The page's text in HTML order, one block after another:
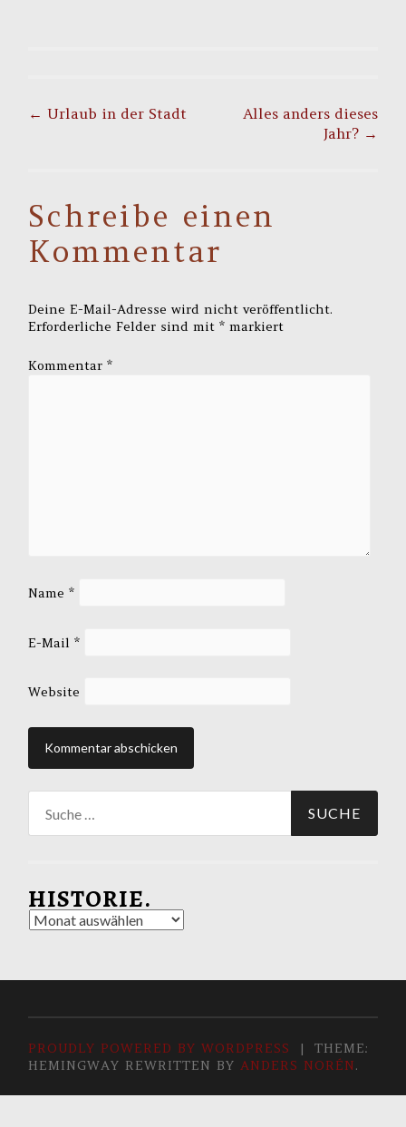
navigation
← Urlaub in der Stadt
Alles anders dieses
Jahr? →
Schreibe einen
Kommentar
Deine E-Mail-Adresse wird nicht veröffentlicht.
Erforderliche Felder sind mit* markiert
Kommentar*
Name*
E-Mail*
Website
nach:
HISTORIE.
Historie.
PROUDLY POWERED BY WORDPRESS |
THEME:
HEMINGWAY REWRITTEN BYANDERS NORÉN.